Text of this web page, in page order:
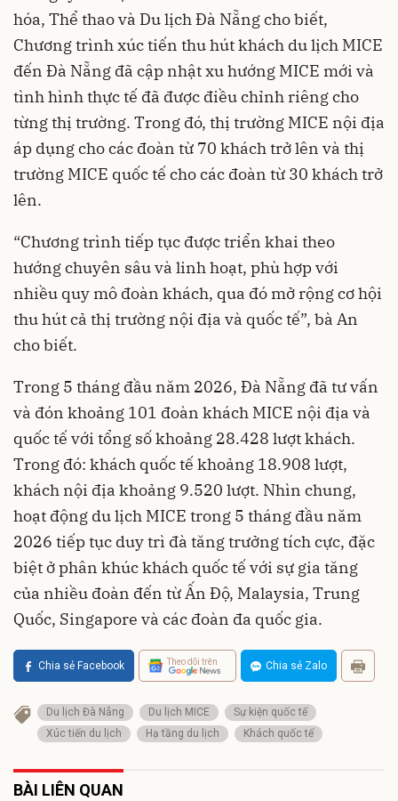
hóa, Thể thao và Du lịch Đà Nẵng cho biết,
Chương trình xúc tiến thu hút khách du lịch MICE
đến Đà Nẵng đã cập nhật xu hướng MICE mới và
tình hình thực tế đã được điều chỉnh riêng cho
từng thị trường. Trong đó, thị trường MICE nội địa
áp dụng cho các đoàn từ 70 khách trở lên và thị
trường MICE quốc tế cho các đoàn từ 30 khách trở
lên.
“Chương trình tiếp tục được triển khai theo
hướng chuyên sâu và linh hoạt, phù hợp với
nhiều quy mô đoàn khách, qua đó mở rộng cơ hội
thu hút cả thị trường nội địa và quốc tế”, bà An
cho biết.
Trong 5 tháng đầu năm 2026, Đà Nẵng đã tư vấn
và đón khoảng 101 đoàn khách MICE nội địa và
quốc tế với tổng số khoảng 28.428 lượt khách.
Trong đó: khách quốc tế khoảng 18.908 lượt,
khách nội địa khoảng 9.520 lượt. Nhìn chung,
hoạt động du lịch MICE trong 5 tháng đầu năm
2026 tiếp tục duy trì đà tăng trưởng tích cực, đặc
biệt ở phân khúc khách quốc tế với sự gia tăng
của nhiều đoàn đến từ Ấn Độ, Malaysia, Trung
Quốc, Singapore và các đoàn đa quốc gia.
Chia sẻ Facebook Theo dõi trên Chia sẻ Zalo
Du lịch Đà Nẵng Du lịch MICE
Sự kiện quốc tế
Xúc tiến du lịch
Hạ tầng du lịch Khách quốc tế
BÀI LIÊN QUAN